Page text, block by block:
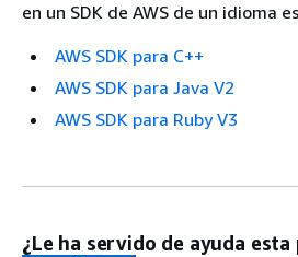
en un SDK de AWS de un idioma
AWS SDK para C++
AWS SDK para Java V2
AWS SDK para Ruby V3
¿Le ha servido de ayuda esta